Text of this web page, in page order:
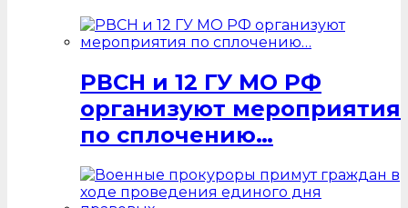
РВСН и 12 ГУ МО РФ
организуют мероприятия
по сплочению…